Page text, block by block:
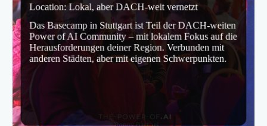
Location: Lokal, aber DACH-weit vernetzt
Das Basecamp in Stuttgart ist Teil der DACH-weiten
Power of AI Community – mit lokalem Fokus auf die
Herausforderungen deiner Region. Verbunden mit
anderen Städten, aber mit eigenen Schwerpunkten.